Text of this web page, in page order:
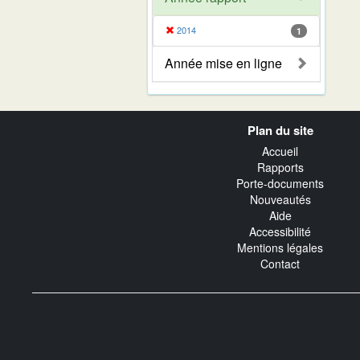
2014 1
Année mise en ligne
Plan du site
Accueil
Rapports
Porte-documents
Nouveautés
Aide
Accessibilité
Mentions légales
Contact